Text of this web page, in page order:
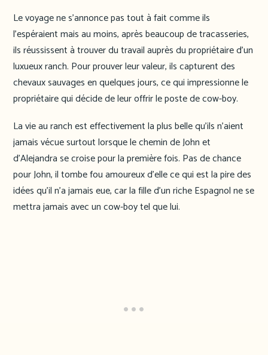
Le voyage ne s’annonce pas tout à fait comme ils
l’espéraient mais au moins, après beaucoup de tracasseries,
ils réussissent à trouver du travail auprès du propriétaire d’un
luxueux ranch. Pour prouver leur valeur, ils capturent des
chevaux sauvages en quelques jours, ce qui impressionne le
propriétaire qui décide de leur offrir le poste de cow-boy.
La vie au ranch est effectivement la plus belle qu’ils n’aient
jamais vécue surtout lorsque le chemin de John et
d’Alejandra se croise pour la première fois. Pas de chance
pour John, il tombe fou amoureux d’elle ce qui est la pire des
idées qu’il n’a jamais eue, car la fille d’un riche Espagnol ne se
mettra jamais avec un cow-boy tel que lui.